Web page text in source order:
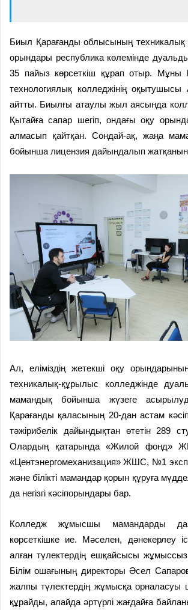
Биыл Қарағанды облысының техникалық
орындары республика көлемінде
35 пайыз көрсеткіш құрап отыр. Мұны
технологиялық колледжінің
айтты. Биылғы атаулы жыл аясында
Қытайға сапар шегіп, ондағы оқу
алмасып қайтқан. Сондай-ақ, жаңа
бойынша лицензия дайындалып
Ал, еліміздің жетекші оқу
техникалық-құрылыс колледжінде
мамандық бойынша жүзеге
Қарағанды қаласының 20-дан астам
тәжірибелік дайындықтан өтетін 289
Олардың қатарында «Жилой фонд»
«Центэнергомеханизация» ЖШС, №1
және білікті мамандар қорын құруға
да негізгі кәсіпорындары бар.
Колледж жұмысшы мамандарды
көрсеткішке ие. Мәселен, дәнекерлеу
алған түлектердің ешқайсысы
Білім ошағының директоры Әсел
жалпы түлектердің жұмысқа орналасуы
құрайды, алайда әртүрлі жағдайға